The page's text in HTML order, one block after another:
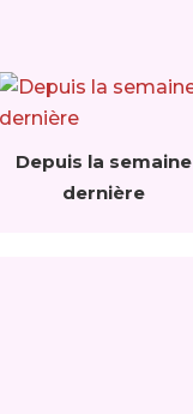
Depuis la semaine
dernière